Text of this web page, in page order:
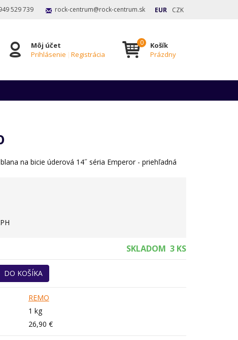
529 739 rock-centrum@rock-centrum.sk EUR CZK
Môj účet
Prihlásenie | Registrácia
Košík
Prázdny
na bicie úderová 14˝ séria Emperor - priehľadná
SKLADOM 3 KS
DO KOŠÍKA
REMO
1 kg
26,90 €